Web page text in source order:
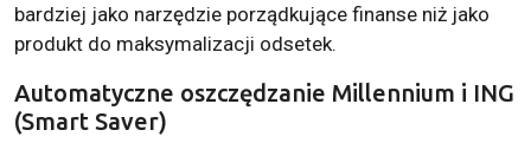
bardziej jako narzędzie porządkujące finanse niż jako
produkt do maksymalizacji odsetek.
Automatyczne oszczędzanie Millennium i ING
(Smart Saver)